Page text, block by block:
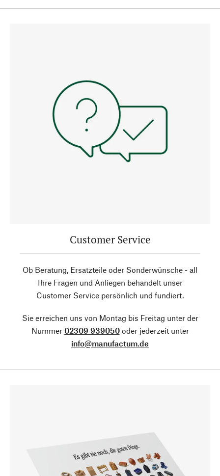
Customer Service
Ob Beratung, Ersatzteile oder Sonderwünsche - all
Ihre Fragen und Anliegen behandelt unser
Customer Service persönlich und fundiert.
Sie erreichen uns von Montag bis Freitag unter der
Nummer 02309 939050oder jederzeit unter
info@manufactum.de